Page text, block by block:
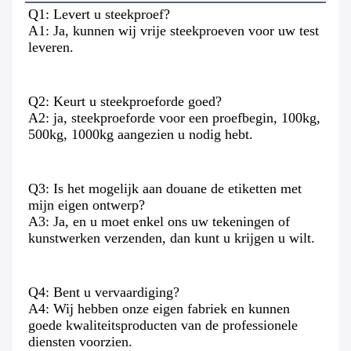
Q1: Levert u steekproef?
A1: Ja, kunnen wij vrije steekproeven voor uw test
leveren.
Q2: Keurt u steekproeforde goed?
A2: ja, steekproeforde voor een proefbegin, 100kg,
500kg, 1000kg aangezien u nodig hebt.
Q3: Is het mogelijk aan douane de etiketten met
mijn eigen ontwerp?
A3: Ja, en u moet enkel ons uw tekeningen of
kunstwerken verzenden, dan kunt u krijgen u wilt.
Q4: Bent u vervaardiging?
A4: Wij hebben onze eigen fabriek en kunnen
goede kwaliteitsproducten van de professionele
diensten voorzien.